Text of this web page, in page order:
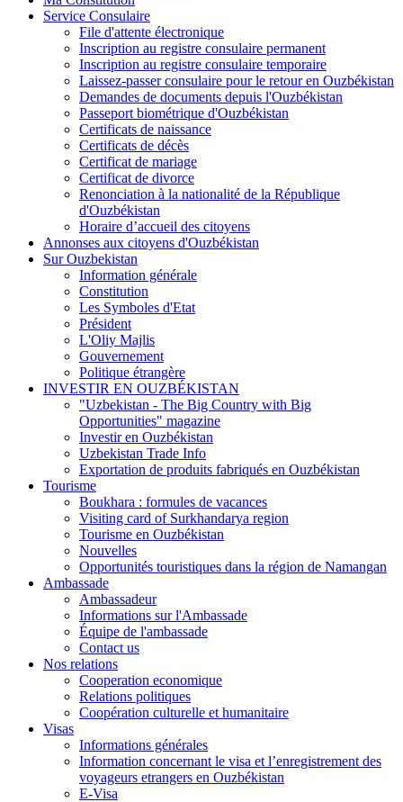
Service Consulaire
File d'attente électronique
Inscription au registre consulaire permanent
Inscription au registre consulaire temporaire
Laissez-passer consulaire pour le retour en Ouzbékistan
Demandes de documents depuis l'Ouzbékistan
Passeport biométrique d'Ouzbékistan
Certificats de naissance
Certificats de décès
Certificat de mariage
Certificat de divorce
Renonciation à la nationalité de la République
d'Ouzbékistan
Horaire d’accueil des citoyens
Annonses aux citoyens d'Ouzbékistan
Sur Ouzbekistan
Information générale
Constitution
Les Symboles d'Etat
Président
L'Oliy Majlis
Gouvernement
Politique étrangère
INVESTIR EN OUZBÉKISTAN
"Uzbekistan - The Big Country with Big
Opportunities" magazine
Investir en Ouzbékistan
Uzbekistan Trade Info
Exportation de produits fabriqués en Ouzbékistan
Tourisme
Boukhara : formules de vacances
Visiting card of Surkhandarya region
Tourisme en Ouzbékistan
Nouvelles
Opportunités touristiques dans la région de Namangan
Ambassade
Ambassadeur
Informations sur l'Ambassade
Équipe de l'ambassade
Contact us
Nos relations
Cooperation economique
Relations politiques
Coopération culturelle et humanitaire
Visas
Informations générales
Information concernant le visa et l’enregistrement des
voyageurs etrangers en Ouzbékistan
E-Visa